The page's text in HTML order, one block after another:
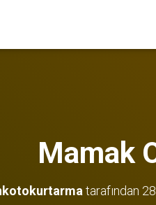
Mamak
tarafından